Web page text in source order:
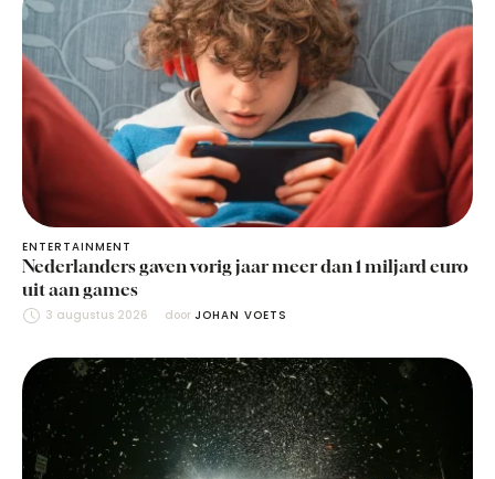
ENTERTAINMENT
Nederlanders gaven vorig jaar meer dan 1 miljard euro
uit aan games
3 augustus 2026 door JOHAN VOETS